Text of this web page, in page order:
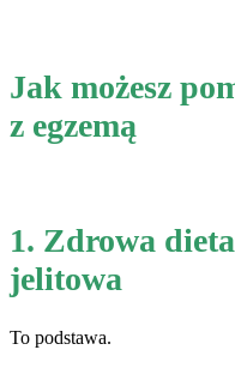
Jak możesz
z egzemą
1. Zdrowa
jelitowa
To podstawa.